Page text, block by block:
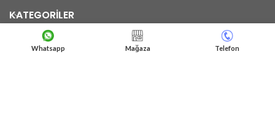
KATEGORİLER
Whatsapp Mağaza Telefon